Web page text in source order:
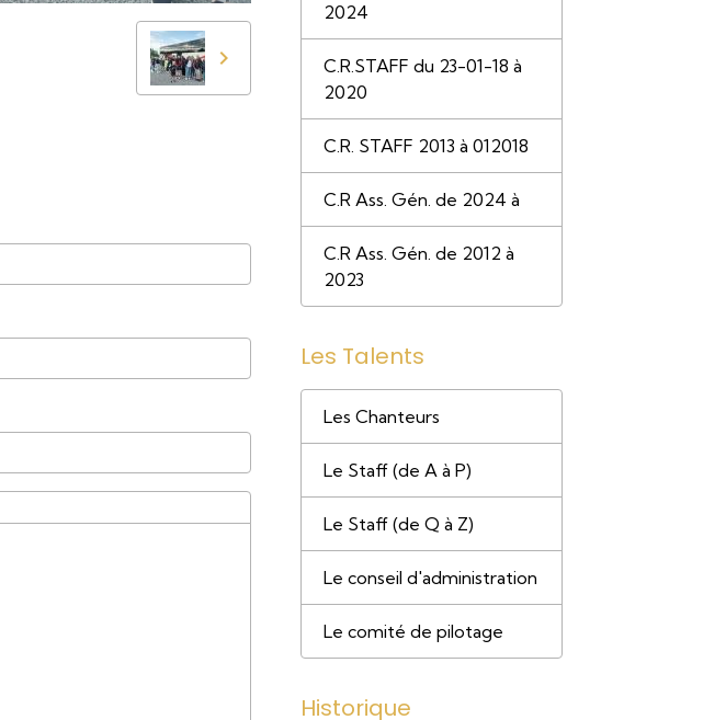
2024
C.R.STAFF du 23-01-18 à
2020
C.R. STAFF 2013 à 012018
C.R Ass. Gén. de 2024 à
C.R Ass. Gén. de 2012 à
2023
Les Talents
Les Chanteurs
Le Staff (de A à P)
Le Staff (de Q à Z)
Le conseil d'administration
Le comité de pilotage
Historique